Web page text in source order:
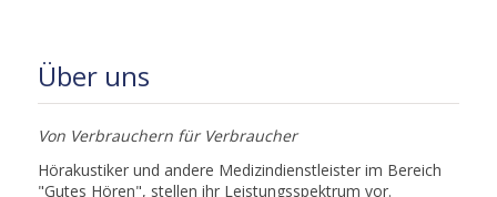
Über uns
Von Verbrauchern für Verbraucher
Hörakustiker und andere Medizindienstleister im Bereich
"Gutes Hören", stellen ihr Leistungsspektrum vor.